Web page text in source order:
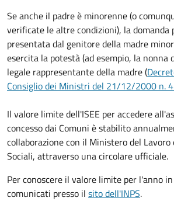
Se anche il padre è minorenne (o
verificate le altre condizioni), la domanda
presentata dal genitore della madre
esercita la potestà (ad esempio, la nonna
legale rappresentante della madre (
Consiglio dei Ministri del 21/12/2000 n.
Il valore limite dell'ISEE per accedere
concesso dai Comuni è stabilito
collaborazione con il Ministero del
Sociali, attraverso una circolare ufficiale.
Per conoscere il valore limite per l'anno
comunicati presso il sito dell'INPS.